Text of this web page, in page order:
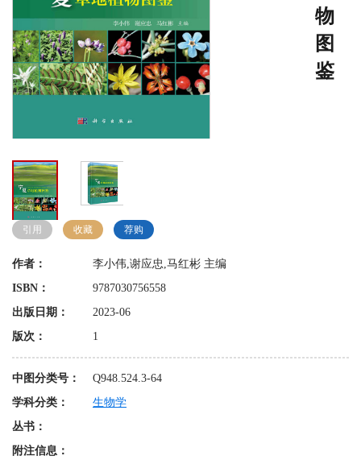
物
图
鉴
引用 收藏 荐购
作者：
李小伟,谢应忠,马红彬 主编
ISBN：
9787030756558
出版日期：
2023-06
版次：
1
中图分类号：
Q948.524.3-64
学科分类：
生物学
丛书：
附注信息：